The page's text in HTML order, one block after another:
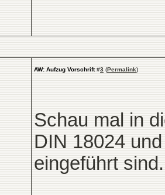
AW: Aufzug Vorschrift#3 (Permalink)
Schau mal in
DIN 18024
eingeführt sind.